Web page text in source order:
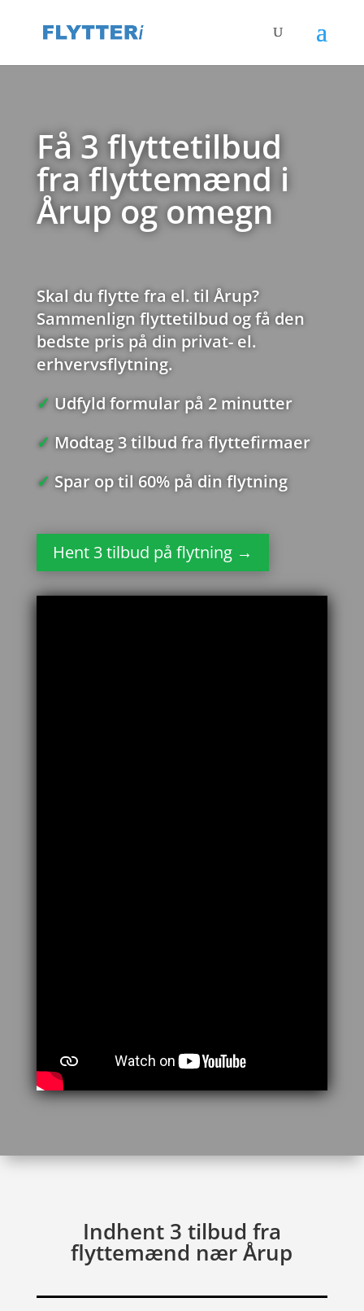
Få 3 flyttetilbud
fra flyttemænd i
Årup og omegn
Skal du flytte fra el. til Årup?
Sammenlign flyttetilbud og få den
bedste pris på din privat- el.
erhvervsflytning.
✓ Udfyld formular på 2 minutter
✓ Modtag 3 tilbud fra flyttefirmaer
✓ Spar op til 60% på din flytning
Hent 3 tilbud på flytning →
Indhent 3 tilbud fra
flyttemænd nær Årup